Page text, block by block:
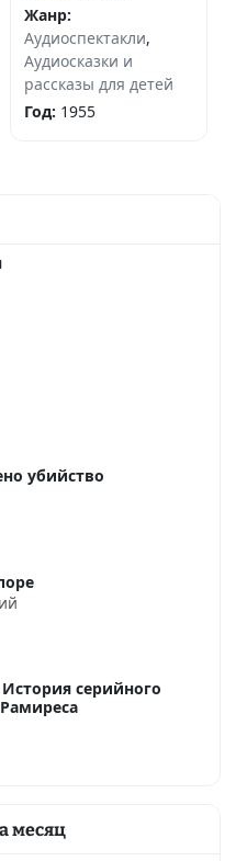
Жанр:
Аудиоспектакли,
Аудиосказки и
рассказы для детей
Год: 1955
убийство
серийного
месяц